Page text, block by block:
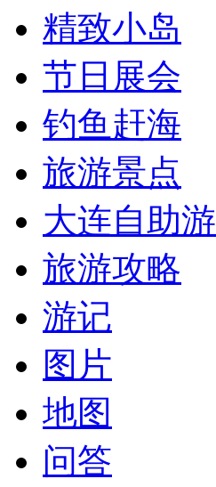
精致小岛
节日展会
钓鱼赶海
旅游景点
大连自助游
旅游攻略
游记
图片
地图
问答